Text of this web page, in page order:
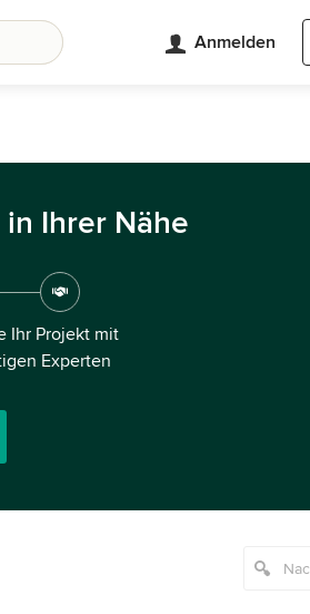
Anmelden
Ihrer Nähe
Ihr Projekt mit
Experten